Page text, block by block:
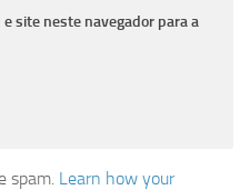
site neste navegador para a
spam. Learn how your